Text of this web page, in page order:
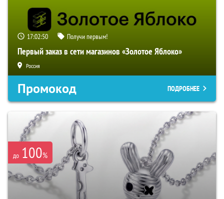
17:02:49 Получи первым!
Первый заказ в сети магазинов «Золотое Яблоко»
Россия
Промокод ПОДРОБНЕЕ
до 100%